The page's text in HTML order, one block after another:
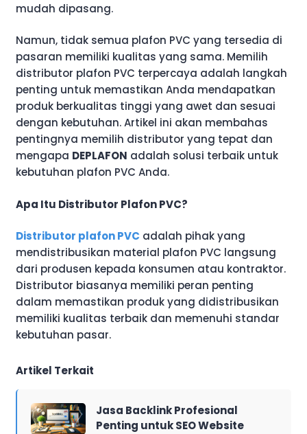
mudah dipasang.
Namun, tidak semua plafon PVC yang tersedia di
pasaran memiliki kualitas yang sama. Memilih
distributor plafon PVC terpercaya adalah langkah
penting untuk memastikan Anda mendapatkan
produk berkualitas tinggi yang awet dan sesuai
dengan kebutuhan. Artikel ini akan membahas
pentingnya memilih distributor yang tepat dan
mengapa DEPLAFON adalah solusi terbaik untuk
kebutuhan plafon PVC Anda.
Apa Itu Distributor Plafon PVC?
Distributor plafon PVC adalah pihak yang
mendistribusikan material plafon PVC langsung
dari produsen kepada konsumen atau kontraktor.
Distributor biasanya memiliki peran penting
dalam memastikan produk yang didistribusikan
memiliki kualitas terbaik dan memenuhi standar
kebutuhan pasar.
Artikel Terkait
Jasa Backlink Profesional
Penting untuk SEO Website